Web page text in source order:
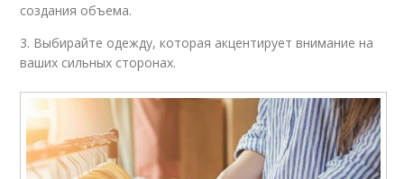
создания объема.
3. Выбирайте одежду, которая акцентирует внимание на
ваших сильных сторонах.